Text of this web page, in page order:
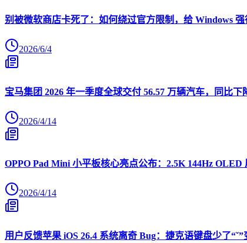
别被微软商店卡死了：如何绕过官方限制，给 Windows
2026/6/4
宝马集团 2026 年一季度全球交付 56.57 万辆汽车，同比下
2026/4/14
OPPO Pad Mini 小平板核心亮点公布：2.5K 144Hz OLED
2026/4/14
用户反馈苹果 iOS 26.4 系统离奇 Bug：捷克语键盘少了